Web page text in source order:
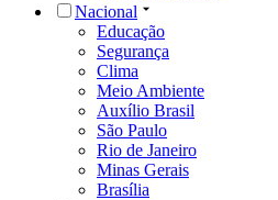
Nacional
Educação
Segurança
Clima
Meio Ambiente
Auxílio Brasil
São Paulo
Rio de Janeiro
Minas Gerais
Brasília